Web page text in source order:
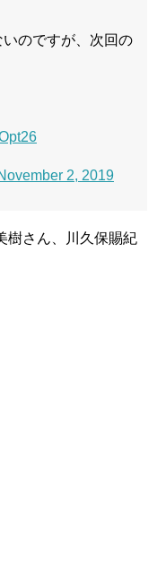
のですが、次回の
2, 2019
樹さん、川久保賜紀